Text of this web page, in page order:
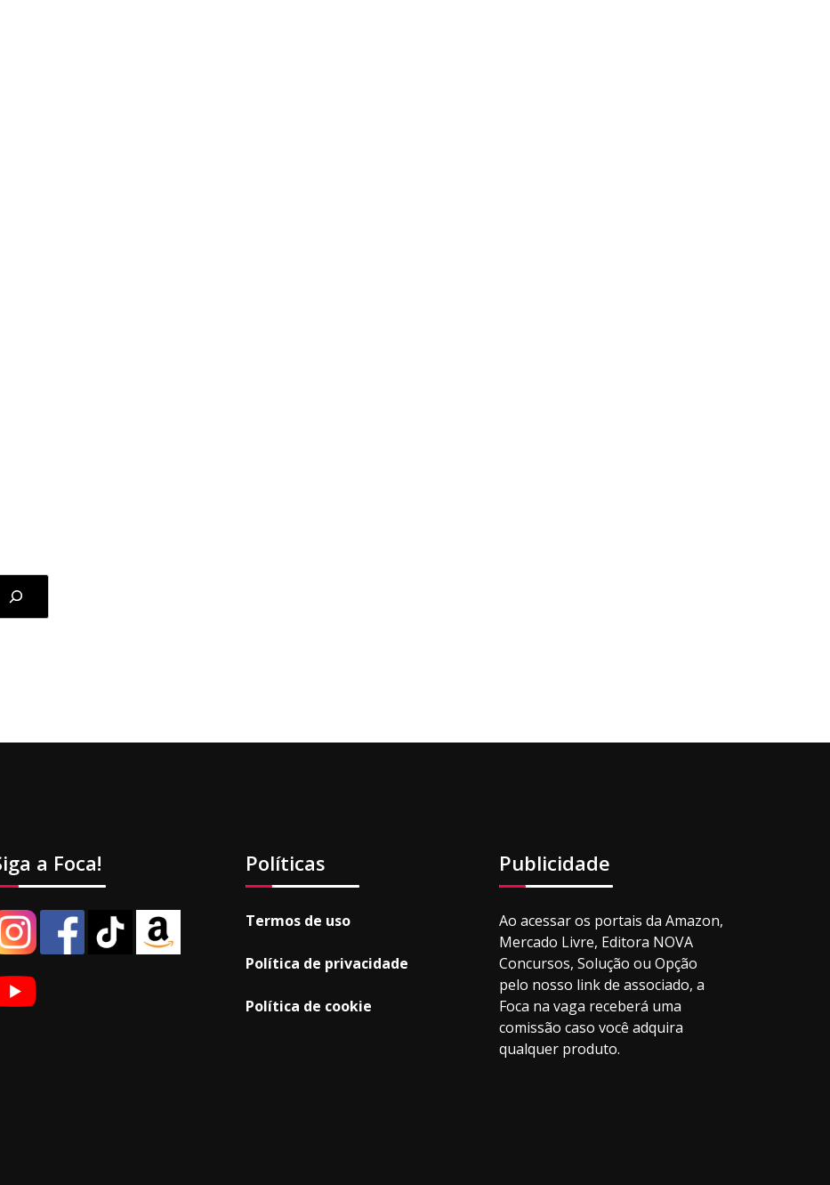
a Foca! Políticas
Termos de uso
Política de privacidade
Política de cookie
Publicidade
Ao acessar os portais da Amazon,
Mercado Livre, Editora NOVA
Concursos, Solução ou Opção
pelo nosso link de associado, a
Foca na vaga receberá uma
comissão caso você adquira
qualquer produto.